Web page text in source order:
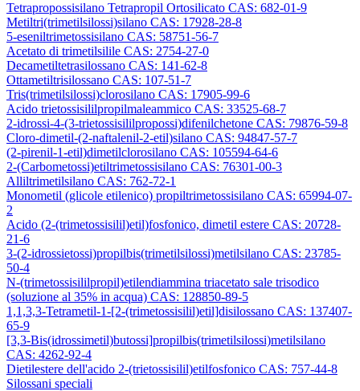
Tetrapropossisilano Tetrapropil Ortosilicato CAS: 682-01-9
Metiltri(trimetilsilossi)silano CAS: 17928-28-8
5-eseniltrimetossisilano CAS: 58751-56-7
Acetato di trimetilsilile CAS: 2754-27-0
Decametiltetrasilossano CAS: 141-62-8
Ottametiltrisilossano CAS: 107-51-7
Tris(trimetilsilossi)clorosilano CAS: 17905-99-6
Acido trietossisililpropilmaleammico CAS: 33525-68-7
2-idrossi-4-(3-trietossisililpropossi)difenilchetone CAS: 79876-59-8
Cloro-dimetil-(2-naftalenil-2-etil)silano CAS: 94847-57-7
(2-pirenil-1-etil)dimetilclorosilano CAS: 105594-64-6
2-(Carbometossi)etiltrimetossisilano CAS: 76301-00-3
Alliltrimetilsilano CAS: 762-72-1
Monometil (glicole etilenico) propiltrimetossisilano CAS: 65994-07-
2
Acido (2-(trimetossisilil)etil)fosfonico, dimetil estere CAS: 20728-
21-6
3-(2-idrossietossi)propilbis(trimetilsilossi)metilsilano CAS: 23785-
50-4
N-(trimetossisililpropil)etilendiammina triacetato sale trisodico
(soluzione al 35% in acqua) CAS: 128850-89-5
1,1,3,3-Tetrametil-1-[2-(trimetossisilil)etil]disilossano CAS: 137407-
65-9
[3,3-Bis(idrossimetil)butossi]propilbis(trimetilsilossi)metilsilano
CAS: 4262-92-4
Dietilestere dell'acido 2-(trietossisilil)etilfosfonico CAS: 757-44-8
Silossani speciali